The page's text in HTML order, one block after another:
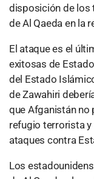
disposición de los
de Al Qaeda en la
El ataque es el
exitosas de
del Estado
de Zawahiri
que Afganistán no
refugio terrorista y
ataques contra
Los